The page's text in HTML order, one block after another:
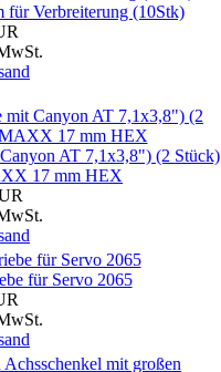
Verbreiterung (10Stk)
AT 7,1x3,8") (2 Stück)
17 mm HEX
für Servo 2065